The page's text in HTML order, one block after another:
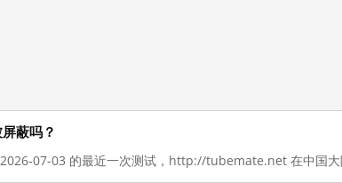
蔽吗？
07-03 的最近一次测试，http://tubemate.net 在中国大